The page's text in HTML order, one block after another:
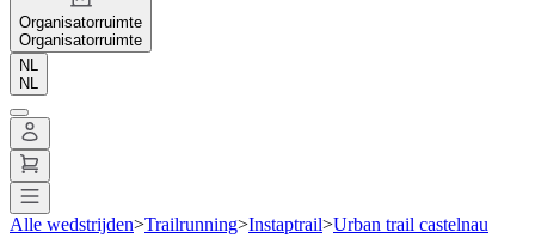
Organisatorruimte
Organisatorruimte
NL
NL
Alle wedstrijden>Trailrunning>Instaptrail>Urban trail castelnau